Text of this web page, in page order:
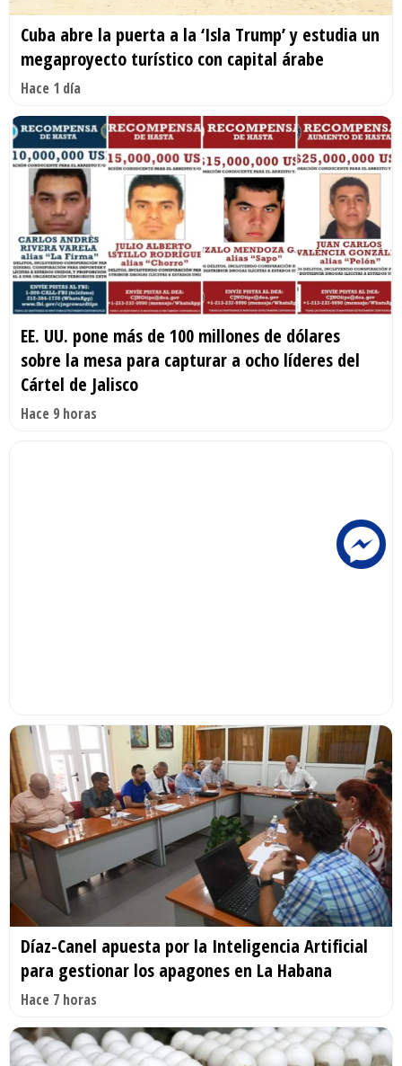
Cuba abre la puerta a la ‘Isla Trump’ y estudia un
megaproyecto turístico con capital árabe
Hace 1 día
EE. UU. pone más de 100 millones de dólares
sobre la mesa para capturar a ocho líderes del
Cártel de Jalisco
Hace 9 horas
Díaz-Canel apuesta por la Inteligencia Artificial
para gestionar los apagones en La Habana
Hace 7 horas